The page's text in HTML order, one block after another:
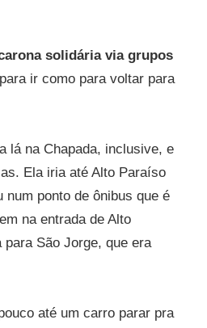
solidária via grupos
ir como para voltar para
lá na Chapada, inclusive, e
Ela iria até Alto Paraíso
num ponto de ônibus que é
na entrada de Alto
para São Jorge, que era
até um carro parar pra